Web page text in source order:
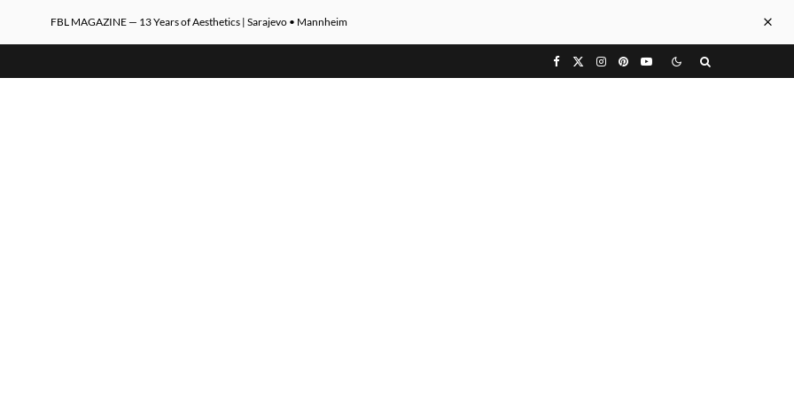
FBL MAGAZINE — 13 Years of Aesthetics | Sarajevo • Mannheim